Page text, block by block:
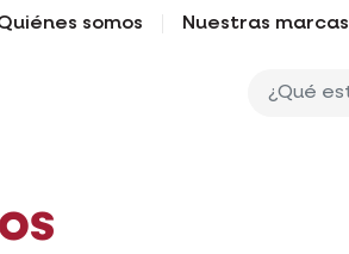
somos Nuestras marcas